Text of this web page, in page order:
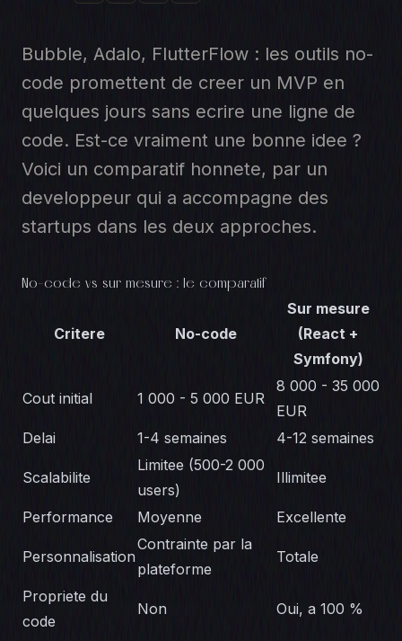
Bubble, Adalo, FlutterFlow : les outils no-
code promettent de creer un MVP en
quelques jours sans ecrire une ligne de
code. Est-ce vraiment une bonne idee ?
Voici un comparatif honnete, par un
developpeur qui a accompagne des
startups dans les deux approches.
No-code vs sur mesure : le comparatif
Critere No-code
Sur mesure
(React +
Symfony)
Cout initial 1 000 - 5 000 EUR
8 000 - 35 000
EUR
Delai
1-4 semaines 4-12 semaines
Scalabilite
Limitee (500-2 000
users)
Illimitee
Performance Moyenne Excellente
Personnalisation
Contrainte par la
plateforme
Totale
Propriete du
code
Non Oui, a 100 %